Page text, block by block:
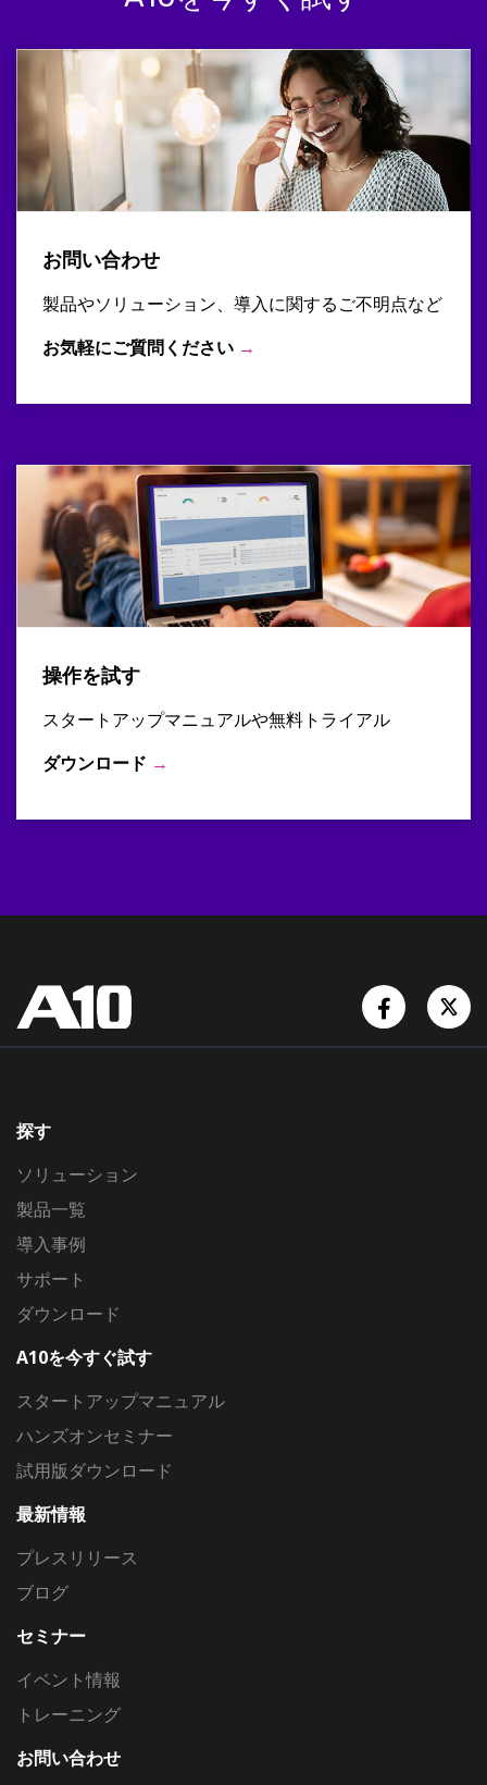
お問い合わせ
製品やソリューション、導入に関するご不明点など
お気軽にご質問ください →
操作を試す
スタートアップマニュアルや無料トライアル
ダウンロード →
探す
ソリューション
製品一覧
導入事例
サポート
ダウンロード
A10を今すぐ試す
スタートアップマニュアル
ハンズオンセミナー
試用版ダウンロード
最新情報
プレスリリース
ブログ
セミナー
イベント情報
トレーニング
お問い合わせ